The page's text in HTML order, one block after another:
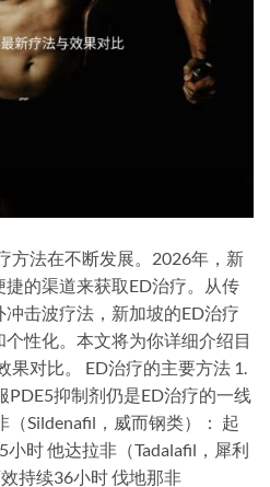
方法在不断发展。2026年，新
的渠道来获取ED治疗。从传
击波疗法，新加坡的ED治疗
性化。本文将为你详细介绍目
果对比。 ED治疗的主要方法 1.
PDE5抑制剂仍是ED治疗的一线
（Sildenafil，威而钢类）： 起
时 他达拉非（Tadalafil，犀利
持续36小时 伐地那非